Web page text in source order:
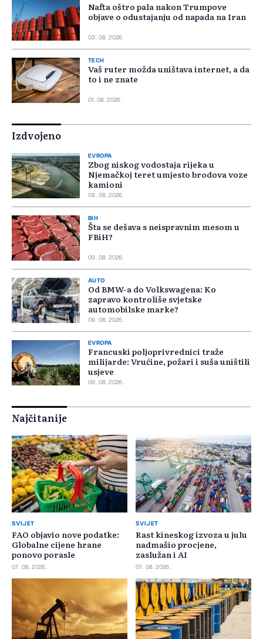
Nafta oštro pala nakon Trumpove
objave o odustajanju od napada na Iran
03. 08. 2026.
TECH
Vaš ruter možda uništava internet, a da
to i ne znate
01. 08. 2026.
Izdvojeno
EVROPA
Zbog niskog vodostaja rijeka u
Njemačkoj teret umjesto brodova voze
kamioni
09. 08. 2026.
BIH
Šta se dešava s neispravnim mesom u
FBiH?
09. 08. 2026.
AUTO
Od BMW-a do Volkswagena: Ko
zapravo kontroliše svjetske
automobilske marke?
09. 08. 2026.
EVROPA
Francuski poljoprivrednici traže
milijarde: Vrućine, požari i suša uništili
usjeve
09. 08. 2026.
Najčitanije
SVIJET
FAO objavio nove podatke:
Globalne cijene hrane
ponovo porasle
07. 08. 2026.
SVIJET
Rast kineskog izvoza u julu
nadmašio procjene,
zaslužan i AI
07. 08. 2026.